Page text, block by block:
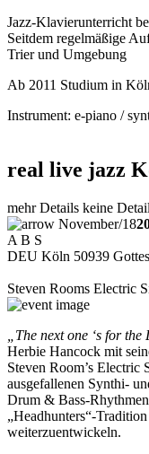
Jazz-Klavierunterricht
Seitdem regelmäßige
Trier und Umgebung
Ab 2011 Studium in
Instrument: e-piano /
real live jazz
mehr Details keine
November/18
A B S
DEU Köln 50939
Steven Rooms Electric
„The next one ‘s for
Herbie Hancock mit
Steven Room’s
ausgefallenen Synthi-
Drum & Bass-
„Headhunters“-
weiterzuentwickeln.